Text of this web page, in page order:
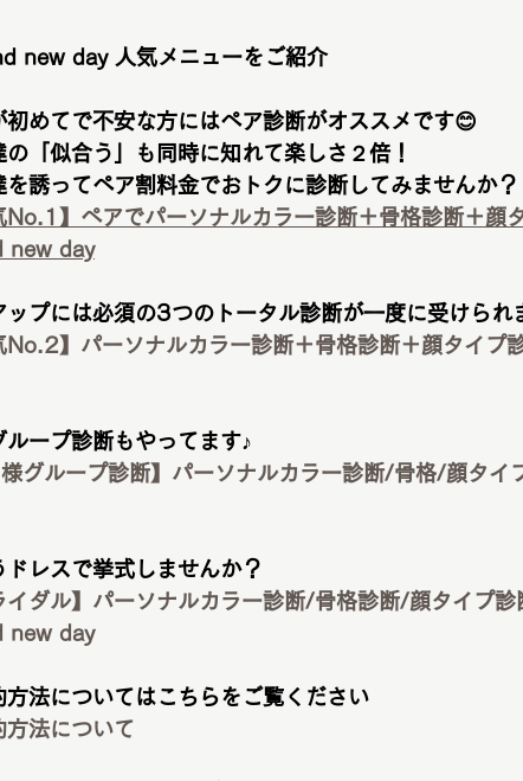
new day 人気メニューをご紹介
初めてで不安な方にはペア診断がオススメです😊
の「似合う」も同時に知れて楽しさ２倍！
を誘ってペア割料金でおトクに診断してみませんか
No.1】ペアでパーソナルカラー診断＋骨格診断＋顔
new day
ップには必須の3つのトータル診断が一度に受けられ
No.2】パーソナルカラー診断＋骨格診断＋顔タイ
ループ診断もやってます♪
様グループ診断】パーソナルカラー診断/骨格/顔タ
ドレスで挙式しませんか？
イダル】パーソナルカラー診断/骨格診断/顔タイプ
new day
方法についてはこちらをご覧ください
方法について